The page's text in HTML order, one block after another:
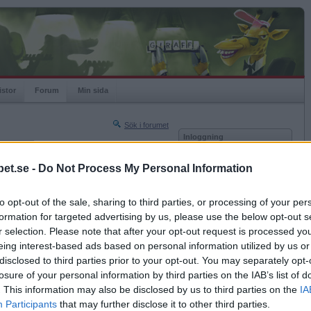
- Do Not Process My Personal Information
opt-out of the sale, sharing to third parties, or processing of your
for targeted advertising by us, please use the below opt-out
selection. Please note that after your opt-out request is processed
interest-based ads based on personal information utilized by us
to third parties prior to your opt-out. You may separately
of your personal information by third parties on the IAB’s list of
This information may also be disclosed by us to third parties on the
Participants that may further disclose it to other third parties.
Forum Min sida
Sök i forumet
Nästa sida »
2018-10-13 19:08
Inloggning
Kom ihåg mig
Glömt ditt lösenord?
Få ny aktiveringslänk
Betapet är gratis!